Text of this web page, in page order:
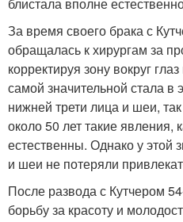
За время своего брака с
обращалась к хирургам за
корректируя зону вокруг
самой значительной стала в
нижней трети лица и шеи,
около 50 лет такие явления,
естественны. Однако у этой
и шеи не потеряли
После развода с Кутчером
борьбу за красоту и